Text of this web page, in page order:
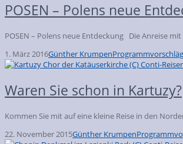
POSEN – Polens neue
POSEN – Polens neue Entdeckung Die Anreise
1. März 2016Günther Krumpen
Waren Sie schon in Kartuzy?
Kommen Sie mit auf eine kleine Reise in den
22. November 2015Günther Krumpen